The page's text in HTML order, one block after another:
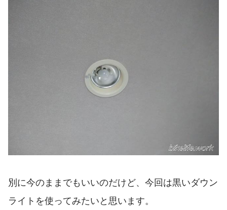
別に今のままでもいいのだけど、今回は黒いダウン
ライトを使ってみたいと思います。